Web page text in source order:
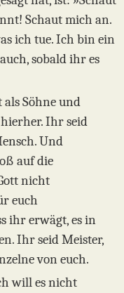
Schaut mich an.
ich tue. Ich bin ein
sobald ihr es
Söhne und
Ihr seid
Und
auf die
nicht
euch
ihr erwägt, es in
Ihr seid Meister,
von euch.
will es nicht